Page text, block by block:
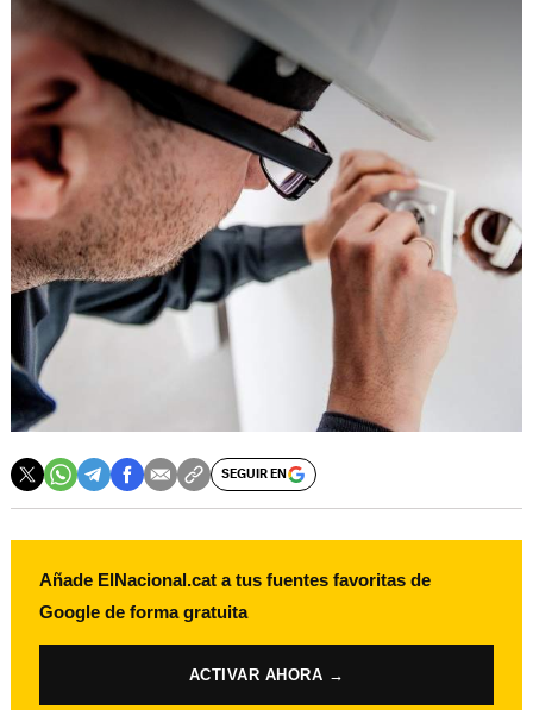
SEGUIR EN
Añade ElNacional.cat a tus fuentes favoritas de
Google de forma gratuita
ACTIVAR AHORA →